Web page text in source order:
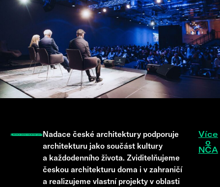
Nadace české architektury podporuje
architekturu jako součást kultury
a každodenního života. Zviditelňujeme
českou architekturu doma i v zahraničí
a realizujeme vlastní projekty v oblasti
Více
o
NČA